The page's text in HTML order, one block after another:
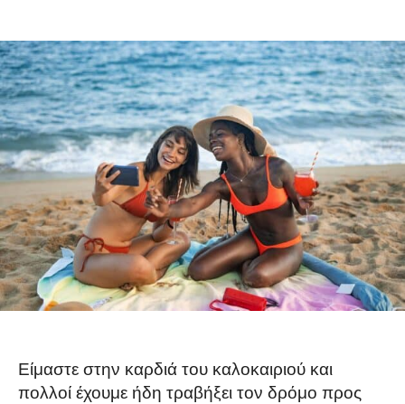
Είμαστε στην καρδιά του καλοκαιριού και
πολλοί έχουμε ήδη τραβήξει τον δρόμο προς